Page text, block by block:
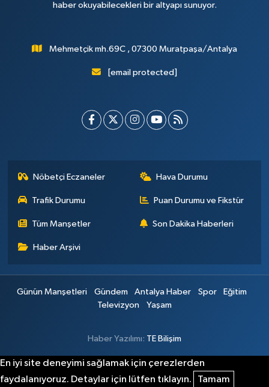
haber okuyabilecekleri bir altyapı sunuyor.
Mehmetçik mh.69C , 07300 Muratpaşa/Antalya
[email protected]
Nöbetçi Eczaneler Hava Durumu
Trafik Durumu Puan Durumu ve Fikstür
Tüm Manşetler Son Dakika Haberleri
Haber Arşivi
Günün Manşetleri Gündem Antalya Haber Spor
Eğitim
Televizyon
Yaşam
Haber Yazılımı: TE Bilişim
En iyi site deneyimi sağlamak için çerezlerden
faydalanıyoruz. Detaylar için lütfen tıklayın.
Tamam